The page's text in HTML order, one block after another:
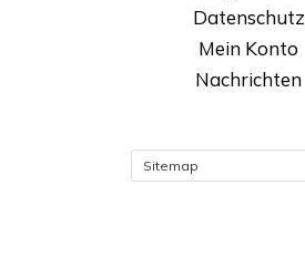
Datenschutz
Mein Konto
Nachrichten